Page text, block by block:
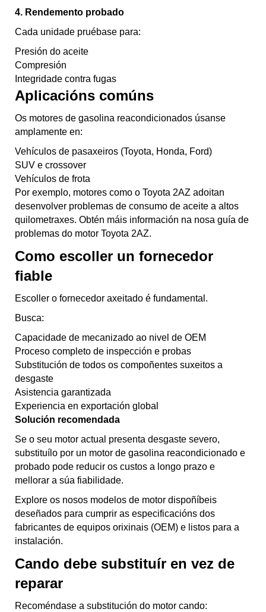
4. Rendemento probado
Cada unidade pruébase para:
Presión do aceite
Compresión
Integridade contra fugas
Aplicacións comúns
Os motores de gasolina reacondicionados úsanse
amplamente en:
Vehículos de pasaxeiros (Toyota, Honda, Ford)
SUV e crossover
Vehículos de frota
Por exemplo, motores como o Toyota 2AZ adoitan
desenvolver problemas de consumo de aceite a altos
quilometraxes. Obtén máis información na nosa guía de
problemas do motor Toyota 2AZ.
Como escoller un fornecedor
fiable
Escoller o fornecedor axeitado é fundamental.
Busca:
Capacidade de mecanizado ao nivel de OEM
Proceso completo de inspección e probas
Substitución de todos os compoñentes suxeitos a
desgaste
Asistencia garantizada
Experiencia en exportación global
Solución recomendada
Se o seu motor actual presenta desgaste severo,
substituílo por un motor de gasolina reacondicionado e
probado pode reducir os custos a longo prazo e
mellorar a súa fiabilidade.
Explore os nosos modelos de motor dispoñíbeis
deseñados para cumprir as especificacións dos
fabricantes de equipos orixinais (OEM) e listos para a
instalación.
Cando debe substituír en vez de
reparar
Recoméndase a substitución do motor cando: